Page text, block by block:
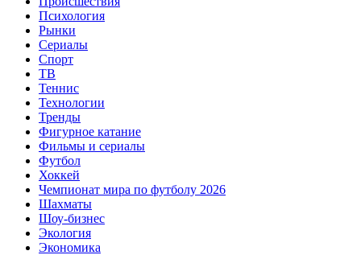
Психология
Рынки
Сериалы
Спорт
ТВ
Теннис
Технологии
Тренды
Фигурное катание
Фильмы и сериалы
Футбол
Хоккей
Чемпионат мира по футболу 2026
Шахматы
Шоу-бизнес
Экология
Экономика